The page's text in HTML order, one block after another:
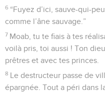
6 “Fuyez d’ici, sauve-qui-
comme l’âne sauvage.”
7 Moab, tu te fiais à tes
voilà pris, toi aussi ! Ton
prêtres et avec tes princes.
8 Le destructeur passe de
épargnée. Tout a péri dans